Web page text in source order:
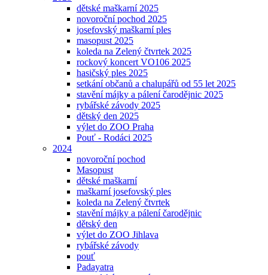
dětské maškarní 2025
novoroční pochod 2025
josefovský maškarní ples
masopust 2025
koleda na Zelený čtvrtek 2025
rockový koncert VO106 2025
hasičský ples 2025
setkání občanů a chalupářů od 55 let 2025
stavění májky a pálení čarodějnic 2025
rybářské závody 2025
dětský den 2025
výlet do ZOO Praha
Pouť - Rodáci 2025
2024
novoroční pochod
Masopust
dětské maškarní
maškarní josefovský ples
koleda na Zelený čtvrtek
stavění májky a pálení čarodějnic
dětský den
výlet do ZOO Jihlava
rybářské závody
pouť
Padayatra